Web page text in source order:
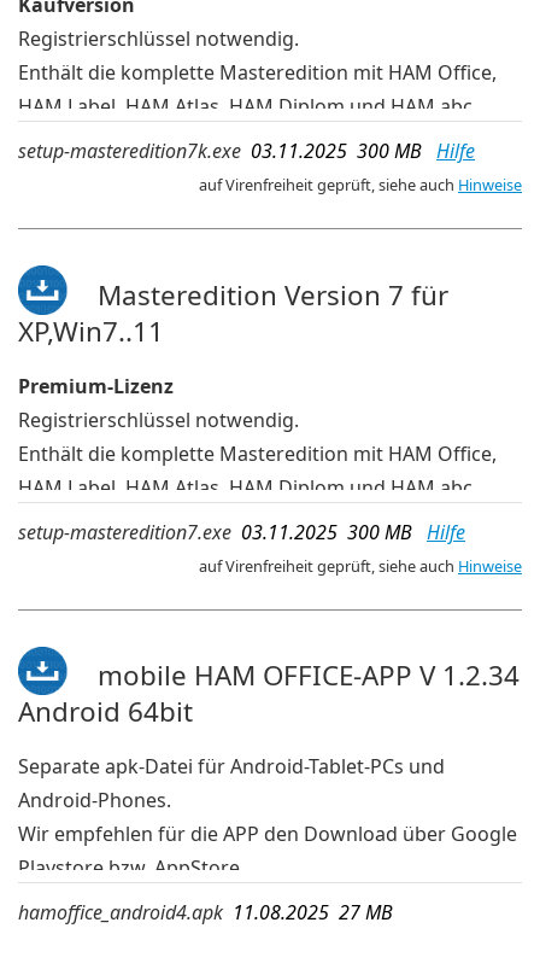
Registrierschlüssel notwendig.
Enthält die komplette Masteredition mit HAM Office,
HAM Label, HAM Atlas, HAM Diplom und HAM abc
Bei der Installation wählt man aus, welche Programme
davon tatsächlich installiert werden
deutsche Sprache
setup-masteredition7k.exe 03.11.2025 300 MB Hilfe
auf Virenfreiheit geprüft, siehe auch Hinweise
Masteredition Version 7 für
XP,Win7..11
Premium-Lizenz
Registrierschlüssel notwendig.
Enthält die komplette Masteredition mit HAM Office,
HAM Label, HAM Atlas, HAM Diplom und HAM abc
Bei der Installation wählt man aus, welche Programme
davon tatsächlich installiert werden
deutsche Sprache
setup-masteredition7.exe 03.11.2025 300 MB Hilfe
auf Virenfreiheit geprüft, siehe auch Hinweise
mobile HAM OFFICE-APP V 1.2.34
Android 64bit
Separate apk-Datei für Android-Tablet-PCs und
Android-Phones.
Wir empfehlen für die APP den Download über Google
Playstore bzw. AppStore.
Wird die App dort jedoch wegen einer veralteten
hamoffice_android4.apk 11.08.2025 27 MB